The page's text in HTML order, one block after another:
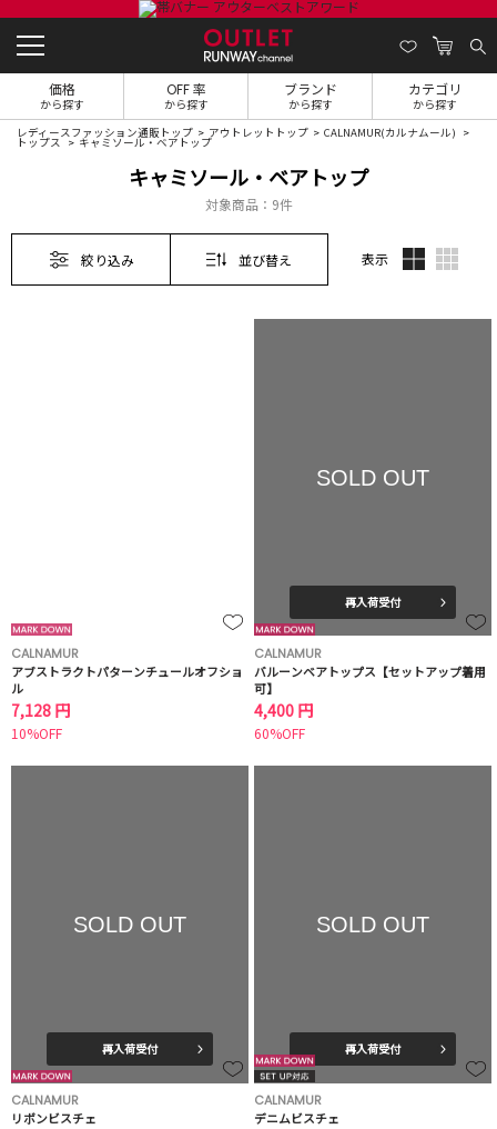
価格
から探す
OFF 率
から探す
ブランド
から探す
カテゴリ
から探す
レディースファッション通販トップ アウトレットトップ CALNAMUR(カルナムール)
トップス キャミソール・ベアトップ
キャミソール・ベアトップ
対象商品： 9件
絞り込み 並び替え 表示
CALNAMUR
アブストラクトパターンチュールオフショ
ル
7,128 円
10%OFF
SOLD OUT
再入荷受付
CALNAMUR
バルーンベアトップス【セットアップ着用
可】
4,400 円
60%OFF
SOLD OUT
再入荷受付
CALNAMUR
リボンビスチェ
SOLD OUT
再入荷受付
CALNAMUR
デニムビスチェ